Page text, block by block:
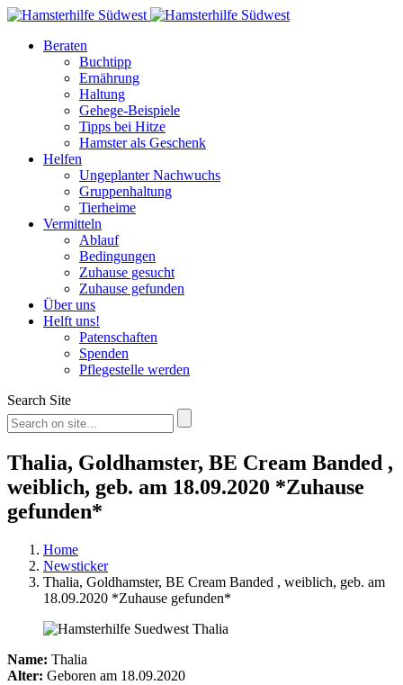
Beraten
Buchtipp
Ernährung
Haltung
Gehege-Beispiele
Tipps bei Hitze
Hamster als Geschenk
Helfen
Ungeplanter Nachwuchs
Gruppenhaltung
Tierheime
Vermitteln
Ablauf
Bedingungen
Zuhause gesucht
Zuhause gefunden
Über uns
Helft uns!
Patenschaften
Spenden
Pflegestelle werden
Search Site
Thalia, Goldhamster, BE Cream Banded ,
weiblich, geb. am 18.09.2020 *Zuhause
gefunden*
Home
Newsticker
Thalia, Goldhamster, BE Cream Banded , weiblich, geb. am
18.09.2020 *Zuhause gefunden*
Name: Thalia
Alter: Geboren am 18.09.2020